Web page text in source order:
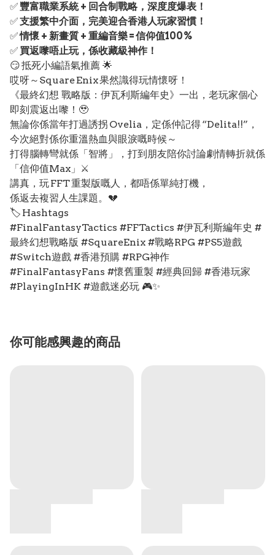
✅ 豐富職業系統 + 回合制戰略，深度度爆表！
✅支援繁中介面，完美迎合香港人玩家習慣！
✅情懷 + 新畫質 + 重編音樂 = 信仰值100%
✅ 買返嚟唔止玩，係收藏級神作！
😏 抵死小編語氣推薦 🌟
哎呀～Square Enix 果然識得玩情懷呀！
《最終幻想 戰略版：伊瓦利斯編年史》一出，老玩家個心
即刻震返出嚟！🥹
無論你係當年打過誘拐 Ovelia，定係仲記得 “Delita!!”，
今次絕對係你重溫熱血與眼淚嘅時候～
打得腦轉彎就係「智將」，打到朋友陪你討論劇情轉折就係
「信仰值Max」⚔️
講真，玩 FFT 重製版嘅人，都唔係單純打機，
係返去複習人生課題。💔
🏷️ Hashtags
#FinalFantasyTactics #FFTactics #伊瓦利斯編年史 #
最終幻想戰略版 #SquareEnix #戰略RPG #PS5遊戲
#Switch遊戲 #香港預購 #RPG神作
#FinalFantasyFans #懷舊重製 #經典回歸 #香港玩家
#PlayingInHK #遊戲迷必玩 🎮✨
你可能感興趣的商品